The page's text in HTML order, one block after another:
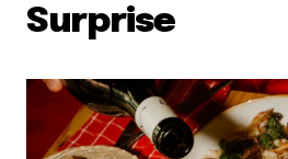
Surprise